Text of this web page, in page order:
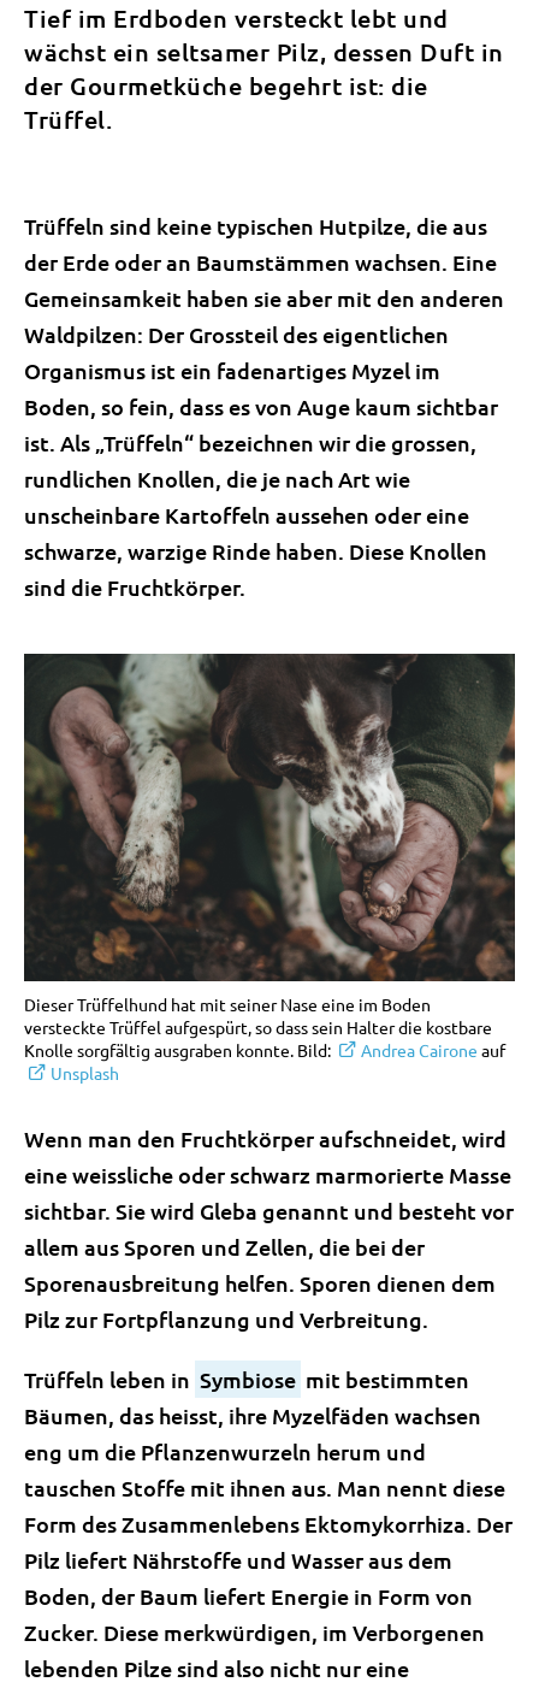
Tief im Erdboden versteckt lebt und
wächst ein seltsamer Pilz, dessen Duft in
der Gourmetküche begehrt ist: die
Trüffel.
Trüffeln sind keine typischen Hutpilze, die aus
der Erde oder an Baumstämmen wachsen. Eine
Gemeinsamkeit haben sie aber mit den anderen
Waldpilzen: Der Grossteil des eigentlichen
Organismus ist ein fadenartiges Myzel im
Boden, so fein, dass es von Auge kaum sichtbar
ist. Als „Trüffeln“ bezeichnen wir die grossen,
rundlichen Knollen, die je nach Art wie
unscheinbare Kartoffeln aussehen oder eine
schwarze, warzige Rinde haben. Diese Knollen
sind die Fruchtkörper.
Dieser Trüffelhund hat mit seiner Nase eine im Boden
versteckte Trüffel aufgespürt, so dass sein Halter die kostbare
Knolle sorgfältig ausgraben konnte. Bild:
Andrea Cairone auf
Unsplash
Wenn man den Fruchtkörper aufschneidet, wird
eine weissliche oder schwarz marmorierte Masse
sichtbar. Sie wird Gleba genannt und besteht vor
allem aus Sporen und Zellen, die bei der
Sporenausbreitung helfen. Sporen dienen dem
Pilz zur Fortpflanzung und Verbreitung.
Trüffeln leben in Symbiose mit bestimmten
Bäumen, das heisst, ihre Myzelfäden wachsen
eng um die Pflanzenwurzeln herum und
tauschen Stoffe mit ihnen aus. Man nennt diese
Form des Zusammenlebens Ektomykorrhiza. Der
Pilz liefert Nährstoffe und Wasser aus dem
Boden, der Baum liefert Energie in Form von
Zucker. Diese merkwürdigen, im Verborgenen
lebenden Pilze sind also nicht nur eine